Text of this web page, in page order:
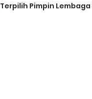
Terpilih Pimpin Lembaga